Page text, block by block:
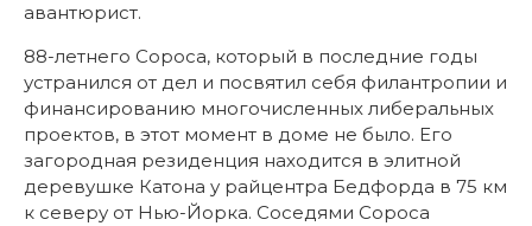
авантюрист.
88-летнего Сороса, который в последние годы
устранился от дел и посвятил себя филантропии и
финансированию многочисленных либеральных
проектов, в этот момент в доме не было. Его
загородная резиденция находится в элитной
деревушке Катона у райцентра Бедфорда в 75 км
к северу от Нью-Йорка. Соседями Сороса